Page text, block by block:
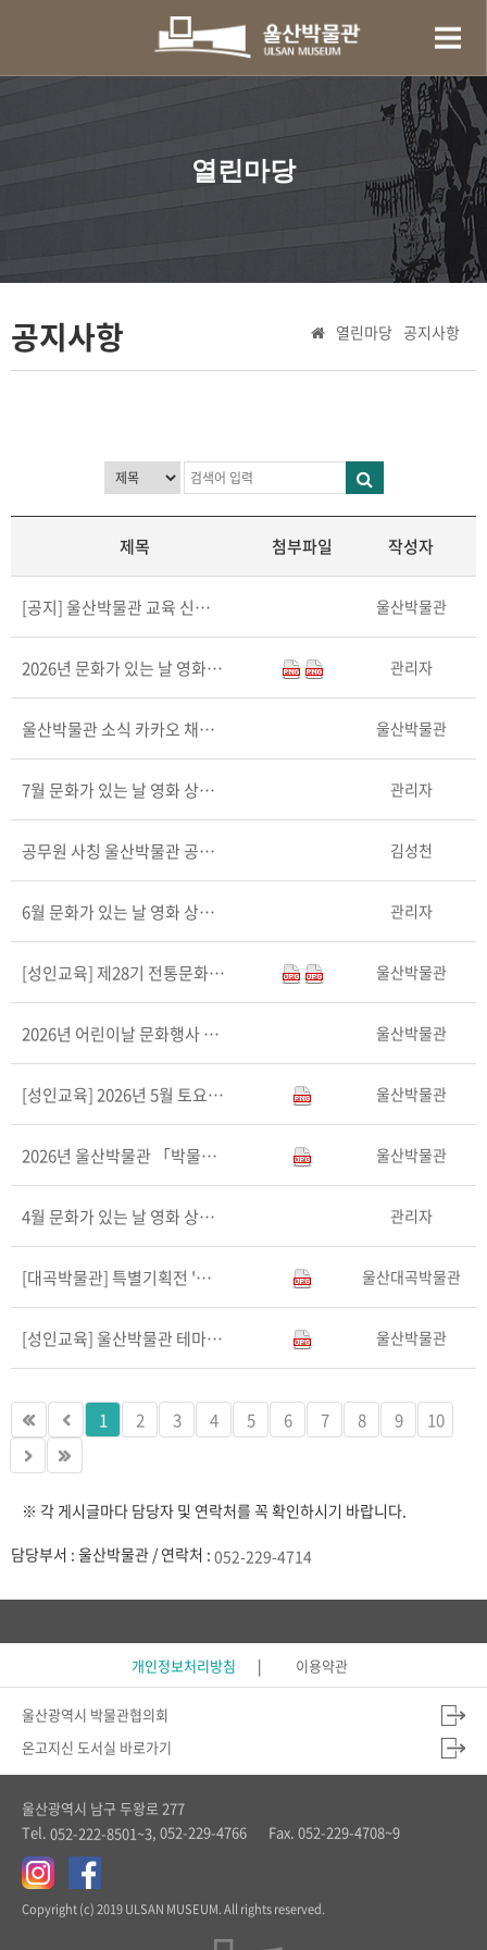
열린마당
공지사항 열린마당 공지사항
제목 첨부파일 작성자
[공지] 울산박물관 교육 신청 시스템 변경 및 단계적 .. 울산박물관
2026년 문화가 있는 날 영화상영 안내 관리자
울산박물관 소식 카카오 채널 서비스 안내 울산박물관
7월 문화가 있는 날 영화 상영 안내 관리자
공무원 사칭 울산박물관 공사발주 사기사례 발생 유의 김성천
6월 문화가 있는 날 영화 상영 안내 관리자
[성인교육] 제28기 전통문화체험교실 <내 곁의 단청 .. 울산박물관
2026년 어린이날 문화행사 <기억을 잇다, 기록하는 .. 울산박물관
[성인교육] 2026년 5월 토요문화강좌 <역사 한 잔.. 울산박물관
2026년 울산박물관 「박물관ㆍ미술관 주간」 행사 안내 울산박물관
4월 문화가 있는 날 영화 상영 안내(29일) 관리자
[대곡박물관] 특별기획전 '반구대로 37.956㎞ - .. 울산대곡박물관
[성인교육] 울산박물관 테마강좌 <옛 그림이 궁금한 당.. 울산박물관
1 2 3 4 5 6 7 8 9 10
※ 각 게시글마다 담당자 및 연락처를 꼭 확인하시기 바랍니다.
담당부서 : 울산박물관 / 연락처 : 052-229-4714
개인정보처리방침 이용약관
울산광역시 박물관협의회
온고지신 도서실 바로가기
울산광역시 남구 두왕로 277
Tel. 052-222-8501~3 , 052-229-4766 Fax. 052-229-4708~9
Copyright (c) 2019 ULSAN MUSEUM. All rights reserved.